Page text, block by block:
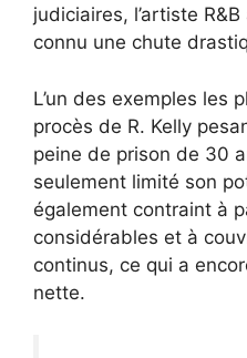
judiciaires, l’artiste
connu une chute
L’un des exemples les
procès de R. Kelly
peine de prison de 30
seulement limité son
également contraint à
considérables et à
continus, ce qui a
nette.